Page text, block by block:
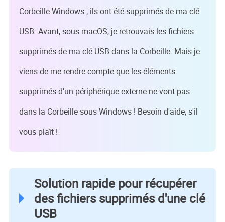
Corbeille Windows ; ils ont été supprimés de ma clé
USB. Avant, sous macOS, je retrouvais les fichiers
supprimés de ma clé USB dans la Corbeille. Mais je
viens de me rendre compte que les éléments
supprimés d'un périphérique externe ne vont pas
dans la Corbeille sous Windows ! Besoin d'aide, s'il
vous plaît !
Solution rapide pour récupérer
des fichiers supprimés d'une clé
USB